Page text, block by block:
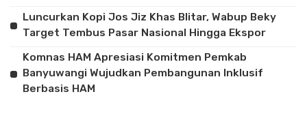
Luncurkan Kopi Jos Jiz Khas Blitar, Wabup Beky
Target Tembus Pasar Nasional Hingga Ekspor
Komnas HAM Apresiasi Komitmen Pemkab
Banyuwangi Wujudkan Pembangunan Inklusif
Berbasis HAM